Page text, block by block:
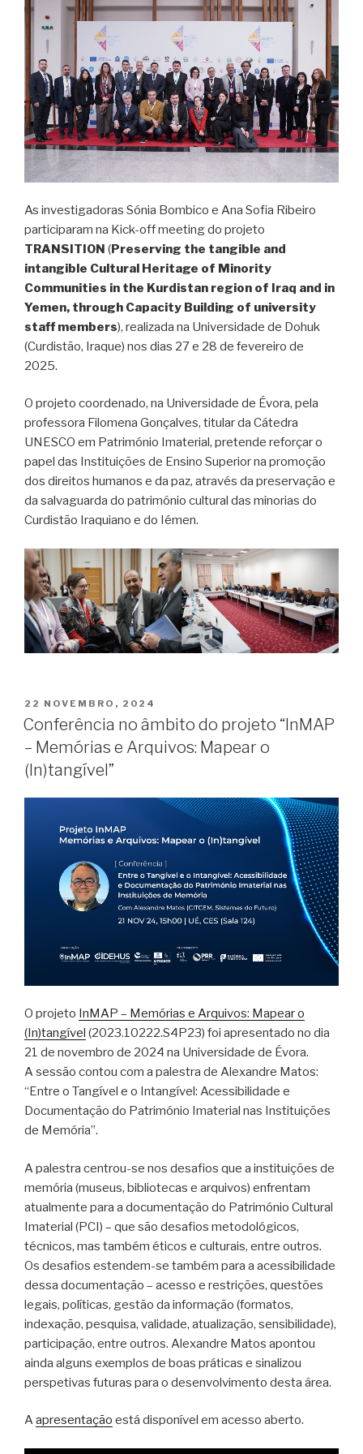
As investigadoras Sónia Bombico e Ana Sofia Ribeiro
participaram na Kick-off meeting do projeto
TRANSITION (Preserving the tangible and
intangible Cultural Heritage of Minority
Communities in the Kurdistan region of Iraq and in
Yemen, through Capacity Building of university
staff members), realizada na Universidade de Dohuk
(Curdistão, Iraque) nos dias 27 e 28 de fevereiro de
2025.
O projeto coordenado, na Universidade de Évora, pela
professora Filomena Gonçalves, titular da Cátedra
UNESCO em Património Imaterial, pretende reforçar o
papel das Instituições de Ensino Superior na promoção
dos direitos humanos e da paz, através da preservação e
da salvaguarda do património cultural das minorias do
Curdistão Iraquiano e do Iémen.
PUBLICADO
EM
22 NOVEMBRO, 2024
Conferência no âmbito do projeto “InMAP
– Memórias e Arquivos: Mapear o
(In)tangível”
O projeto InMAP – Memórias e Arquivos: Mapear o
(In)tangível (2023.10222.S4P23) foi apresentado no dia
21 de novembro de 2024 na Universidade de Évora.
A sessão contou com a palestra de Alexandre Matos:
“Entre o Tangível e o Intangível: Acessibilidade e
Documentação do Património Imaterial nas Instituições
de Memória”.
A palestra centrou-se nos desafios que a instituições de
memória (museus, bibliotecas e arquivos) enfrentam
atualmente para a documentação do Património Cultural
Imaterial (PCI) – que são desafios metodológicos,
técnicos, mas também éticos e culturais, entre outros.
Os desafios estendem-se também para a acessibilidade
dessa documentação – acesso e restrições, questões
legais, políticas, gestão da informação (formatos,
indexação, pesquisa, validade, atualização, sensibilidade),
participação, entre outros. Alexandre Matos apontou
ainda alguns exemplos de boas práticas e sinalizou
perspetivas futuras para o desenvolvimento desta área.
Aapresentação está disponível em acesso aberto.